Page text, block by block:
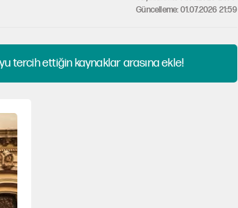
Güncelleme: 01.07.2026 21:59
tercih ettiğin kaynaklar arasına ekle!